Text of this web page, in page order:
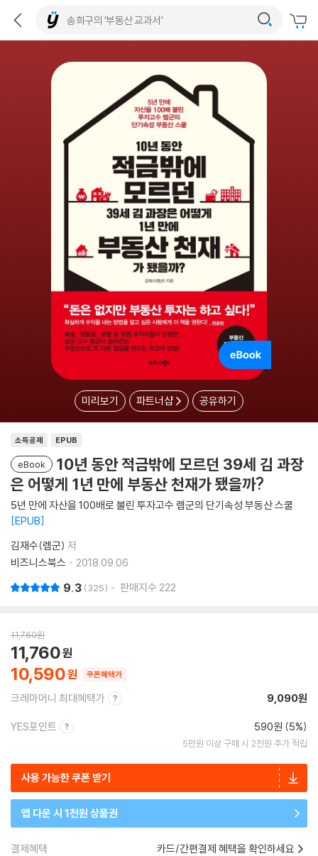
미리보기 파트너샵 공유하기
소득공제 EPUB
eBook
10년 동안 적금밖에 모르던 39세 김 과장
은 어떻게 1년 만에 부동산 천재가 됐을까?
5년 만에 자산을 100배로 불린 투자고수 렘군의 단기속성 부동산 스쿨
EPUB
김재수(렘군) 저
비즈니스북스
2018.09.06.
9.3 325 판매지수 222
11,760원
10,590
11,760
쿠폰혜택가
크레마머니 최대혜택가 9,090원
YES포인트 590원 (5%)
5만원 이상 구매 시 2천원 추가 적립
사용 가능한 쿠폰 받기
앱 다운 시 1천원 상품권
결제혜택 카드/간편결제 혜택을 확인하세요